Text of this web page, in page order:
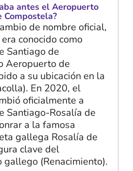
antes el Aeropuerto
Compostela?
de nombre oficial,
conocido como
Santiago de
Aeropuerto de
a su ubicación en la
En 2020, el
oficialmente a
Santiago-Rosalía de
a la famosa
gallega Rosalía de
clave del
gallego (Renacimiento).